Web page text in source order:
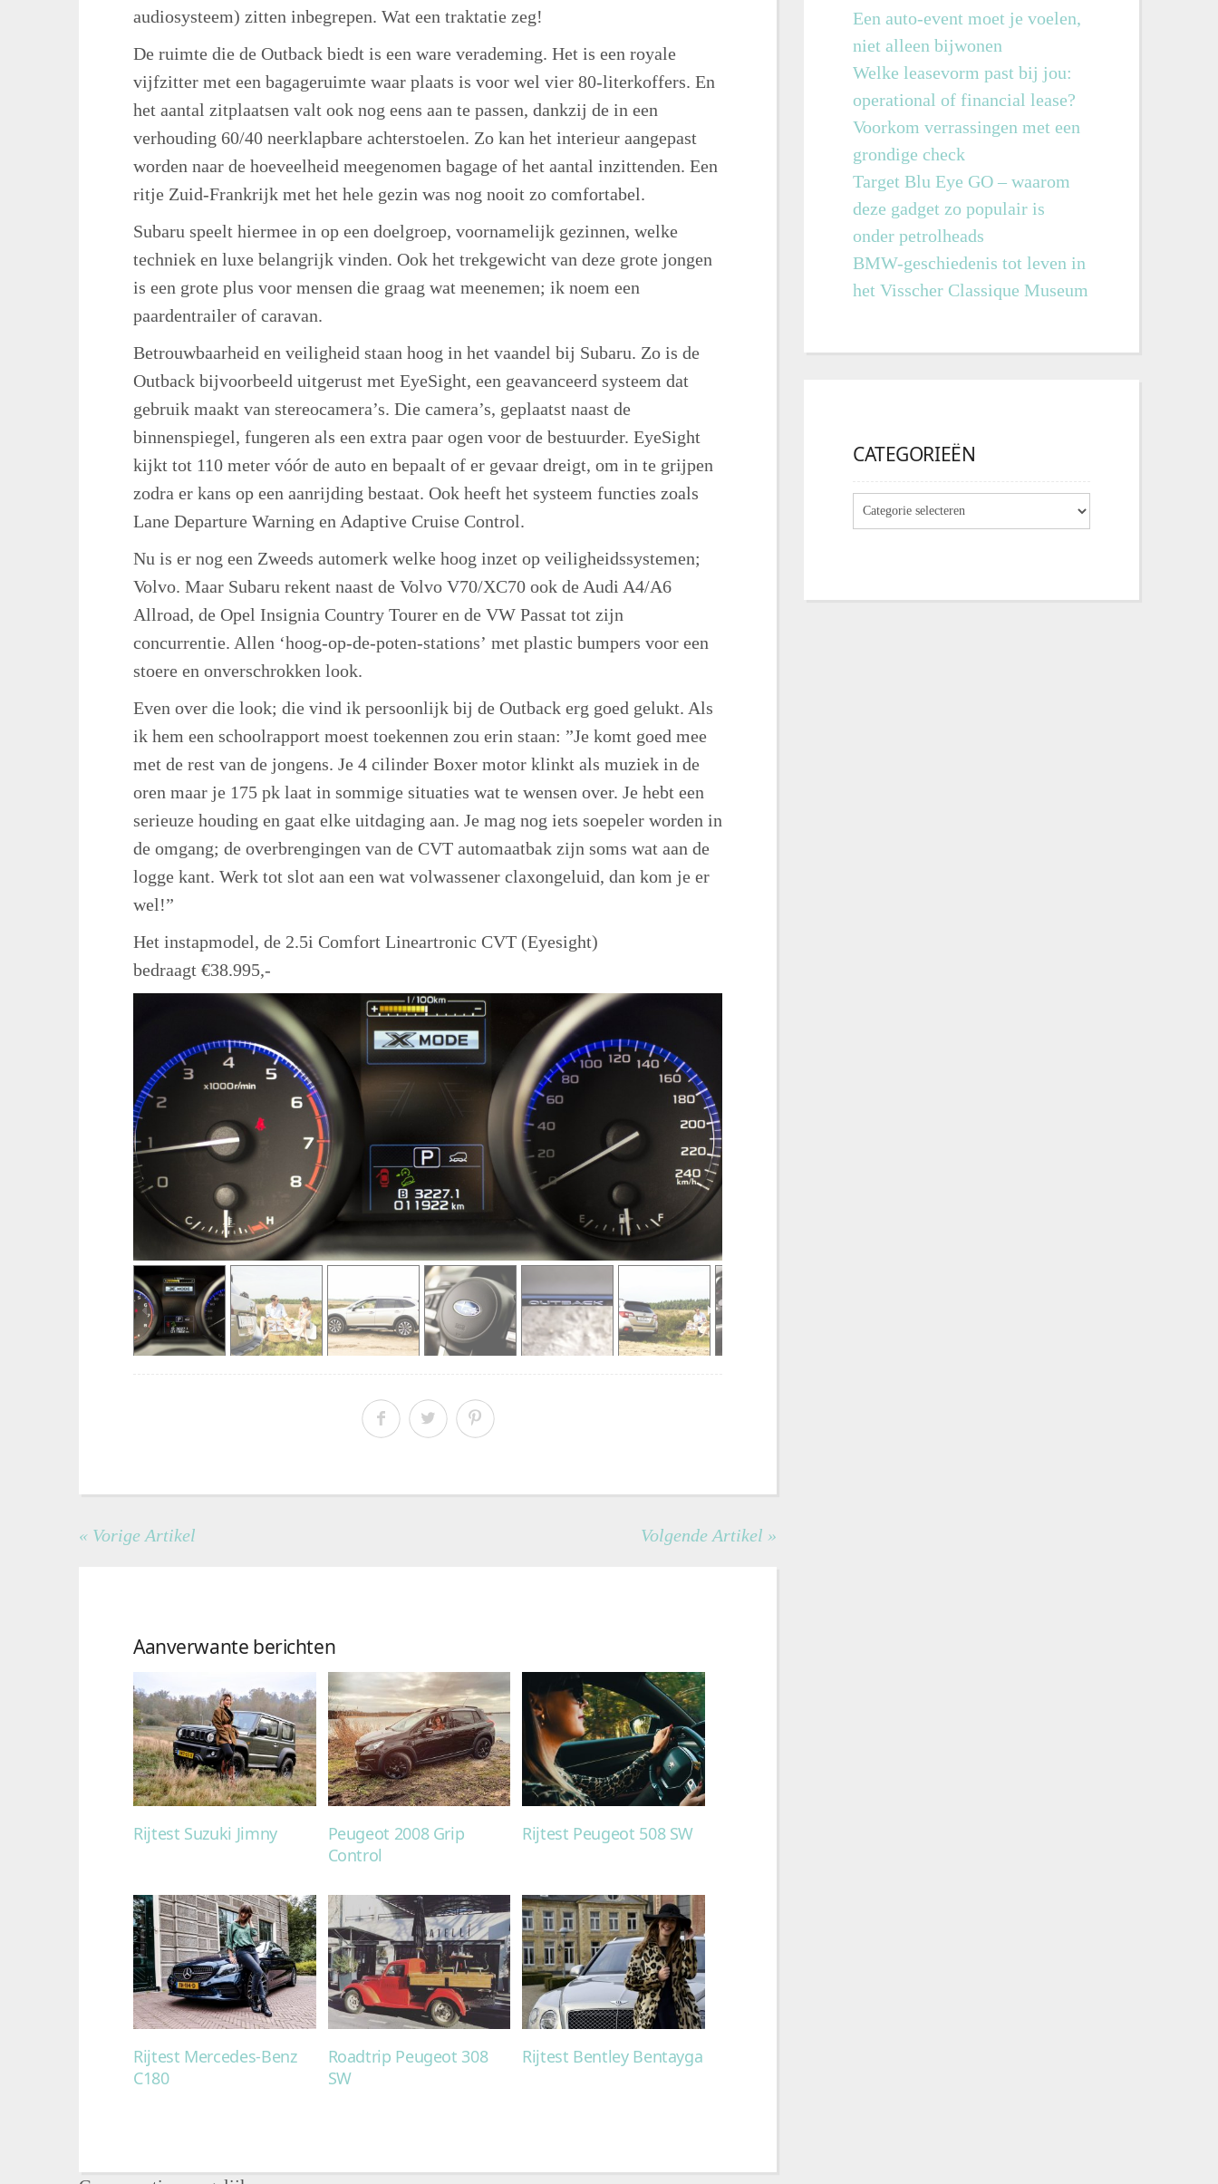
audiosysteem) zitten inbegrepen. Wat een traktatie zeg!
De ruimte die de Outback biedt is een ware verademing. Het is een royale
vijfzitter met een bagageruimte waar plaats is voor wel vier 80-literkoffers. En
het aantal zitplaatsen valt ook nog eens aan te passen, dankzij de in een
verhouding 60/40 neerklapbare achterstoelen. Zo kan het interieur aangepast
worden naar de hoeveelheid meegenomen bagage of het aantal inzittenden. Een
ritje Zuid-Frankrijk met het hele gezin was nog nooit zo comfortabel.
Subaru speelt hiermee in op een doelgroep, voornamelijk gezinnen, welke
techniek en luxe belangrijk vinden. Ook het trekgewicht van deze grote jongen
is een grote plus voor mensen die graag wat meenemen; ik noem een
paardentrailer of caravan.
Betrouwbaarheid en veiligheid staan hoog in het vaandel bij Subaru. Zo is de
Outback bijvoorbeeld uitgerust met EyeSight, een geavanceerd systeem dat
gebruik maakt van stereocamera’s. Die camera’s, geplaatst naast de
binnenspiegel, fungeren als een extra paar ogen voor de bestuurder. EyeSight
kijkt tot 110 meter vóór de auto en bepaalt of er gevaar dreigt, om in te grijpen
zodra er kans op een aanrijding bestaat. Ook heeft het systeem functies zoals
Lane Departure Warning en Adaptive Cruise Control.
Nu is er nog een Zweeds automerk welke hoog inzet op veiligheidssystemen;
Volvo. Maar Subaru rekent naast de Volvo V70/XC70 ook de Audi A4/A6
Allroad, de Opel Insignia Country Tourer en de VW Passat tot zijn
concurrentie. Allen ‘hoog-op-de-poten-stations’ met plastic bumpers voor een
stoere en onverschrokken look.
Even over die look; die vind ik persoonlijk bij de Outback erg goed gelukt. Als
ik hem een schoolrapport moest toekennen zou erin staan: ”Je komt goed mee
met de rest van de jongens. Je 4 cilinder Boxer motor klinkt als muziek in de
oren maar je 175 pk laat in sommige situaties wat te wensen over. Je hebt een
serieuze houding en gaat elke uitdaging aan. Je mag nog iets soepeler worden in
de omgang; de overbrengingen van de CVT automaatbak zijn soms wat aan de
logge kant. Werk tot slot aan een wat volwassener claxongeluid, dan kom je er
wel!”
Het instapmodel, de 2.5i Comfort Lineartronic CVT (Eyesight)
bedraagt €38.995,-
« Vorige Artikel Volgende Artikel »
Aanverwante berichten
Rijtest Suzuki Jimny
Peugeot 2008 Grip
Control
Rijtest Peugeot 508 SW
Rijtest Mercedes-Benz
C180
Roadtrip Peugeot 308
SW
Rijtest Bentley Bentayga
Een auto-event moet je voelen,
niet alleen bijwonen
Welke leasevorm past bij jou:
operational of financial lease?
Voorkom verrassingen met een
grondige check
Target Blu Eye GO – waarom
deze gadget zo populair is
onder petrolheads
BMW-geschiedenis tot leven in
het Visscher Classique Museum
CATEGORIEËN